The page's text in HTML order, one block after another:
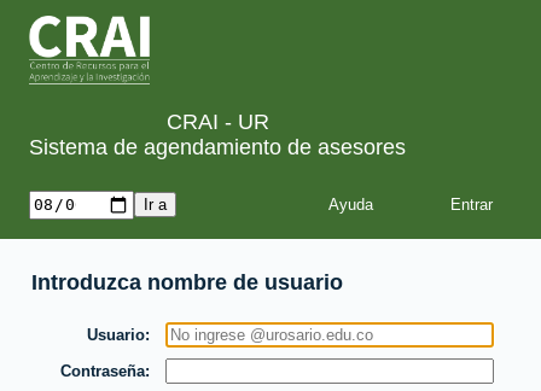
CRAI - UR
Sistema de agendamiento de asesores
Ayuda
Introduzca nombre de usuario
Usuario
Contraseña